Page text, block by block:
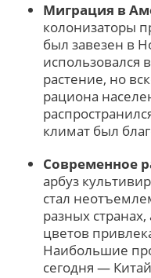
Миграция в
колонизаторы
был завезен в
использовался
растение, но
рациона
климат был
Современное
арбуз
стал
разных
цветов
Наибольшие
сегодня —